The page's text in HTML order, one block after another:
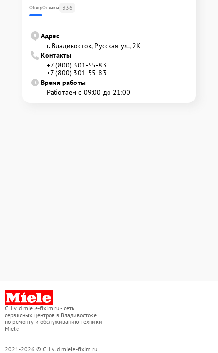
ОбзорОтзывы 336
Адрес
г. Владивосток, Русская ул., 2К
Контакты
+7 (800) 301-55-83
+7 (800) 301-55-83
Время работы
Работаем с 09:00 до 21:00
СЦ vld.miele-fixim.ru - сеть
сервисных центров в Владивостоке
по ремонту и обслуживанию техники
Miele
2021-2026 © СЦ vld.miele-fixim.ru